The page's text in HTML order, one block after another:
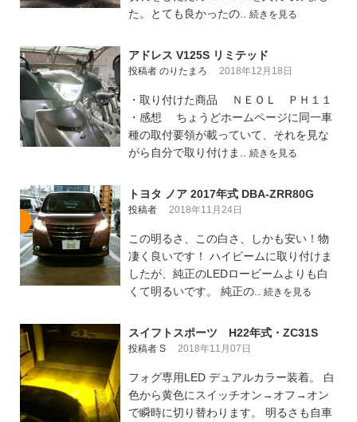
た。とても良かったの.. 続きを見る
アドレス V125S リミテッド
投稿者 のりたまろ 2018年12月18日
・取り付けた商品 ＮＥＯＬ ＰＨ１１
・感想 ちょうどホームページに同一車
種の取付要領が載っていて、それを見な
がら自分で取り付けま.. 続きを見る
トヨタ ノア 2017年式 DBA-ZRR80G
投稿者 2018年11月24日
この明るさ、この白さ、しかも安い！物
凄く良いです！ ハイビームに取り付けま
したが、純正のLEDロービームよりも白
くて明るいです。 純正の.. 続きを見る
スイフトスポーツ H22年式・ZC31S
投稿者 S 2018年11月07日
フォグ専用LED デュアルカラー装着。 白
色から黄色にスイッチオン→オフ→オン
で瞬時に切り替わります。 明るさも自車